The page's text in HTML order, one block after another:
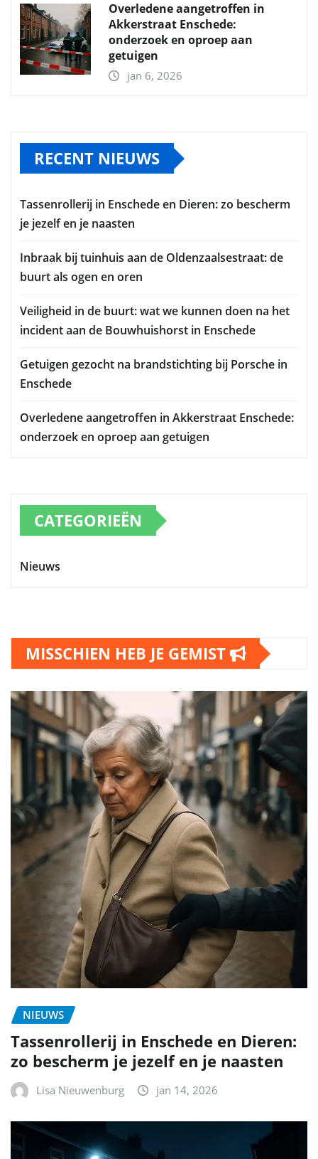
Overledene aangetroffen in
Akkerstraat Enschede:
onderzoek en oproep aan
getuigen
jan 6, 2026
RECENT NIEUWS
Tassenrollerij in Enschede en Dieren: zo bescherm
je jezelf en je naasten
Inbraak bij tuinhuis aan de Oldenzaalsestraat: de
buurt als ogen en oren
Veiligheid in de buurt: wat we kunnen doen na het
incident aan de Bouwhuishorst in Enschede
Getuigen gezocht na brandstichting bij Porsche in
Enschede
Overledene aangetroffen in Akkerstraat Enschede:
onderzoek en oproep aan getuigen
CATEGORIEËN
Nieuws
MISSCHIEN HEB JE GEMIST
NIEUWS
Tassenrollerij in Enschede en Dieren:
zo bescherm je jezelf en je naasten
Lisa Nieuwenburg jan 14, 2026